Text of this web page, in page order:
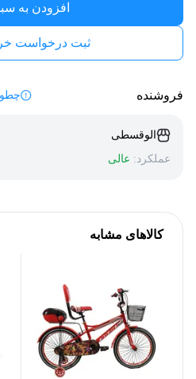
افزودن به
ثبت درخواست
فروشنده
الوقسطی
عملکرد: عالی
کالاهای مشابه